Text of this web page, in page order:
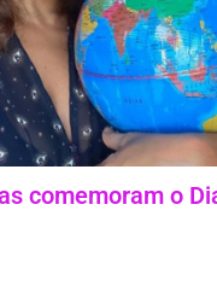
comemoram o